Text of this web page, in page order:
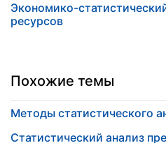
Экономико-
ресурсов
Похожие темы
Методы статистического
Статистический анализ